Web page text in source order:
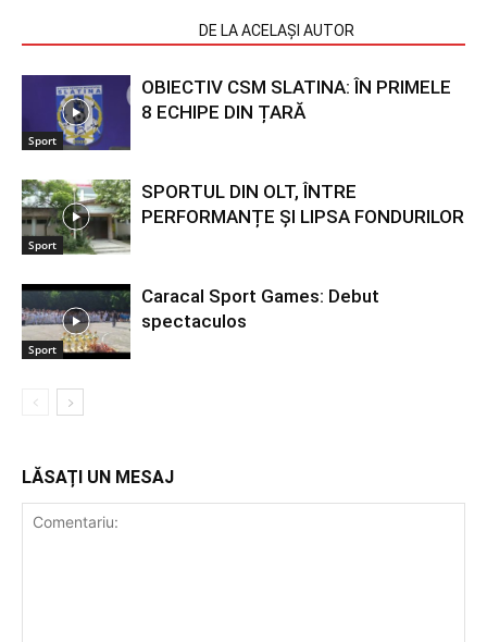
DE LA ACELAȘI AUTOR
Sport
OBIECTIV CSM SLATINA: ÎN PRIMELE
8 ECHIPE DIN ȚARĂ
Sport
SPORTUL DIN OLT, ÎNTRE
PERFORMANȚE ȘI LIPSA FONDURILOR
Sport
Caracal Sport Games: Debut
spectaculos
LĂSAȚI UN MESAJ